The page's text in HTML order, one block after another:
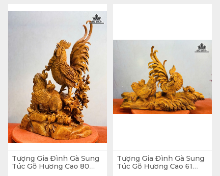
Tượng Gia Đình Gà Sung
Túc Gỗ Hương Cao 80
Tượng Gia Đình Gà Sung
Túc Gỗ Hương Cao 61